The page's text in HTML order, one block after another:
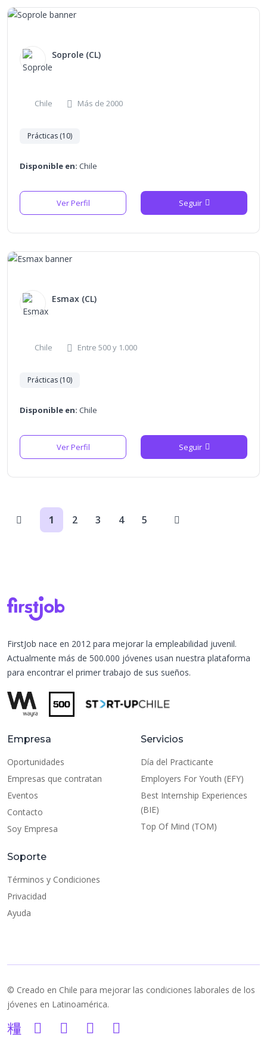
Soprole (CL)
Chile Más de 2000
Prácticas (10)
Disponible en: Chile
Ver Perfil Seguir
Esmax (CL)
Chile Entre 500 y 1.000
Prácticas (10)
Disponible en: Chile
Ver Perfil Seguir
1 2 3 4 5
FirstJob nace en 2012 para mejorar la empleabilidad juvenil.
Actualmente más de 500.000 jóvenes usan nuestra plataforma
para encontrar el primer trabajo de sus sueños.
Empresa
Oportunidades
Empresas que contratan
Eventos
Contacto
Soy Empresa
Servicios
Día del Practicante
Employers For Youth (EFY)
Best Internship Experiences
(BIE)
Top Of Mind (TOM)
Soporte
Términos y Condiciones
Privacidad
Ayuda
© Creado en Chile para mejorar las condiciones laborales de los
jóvenes en Latinoamérica.